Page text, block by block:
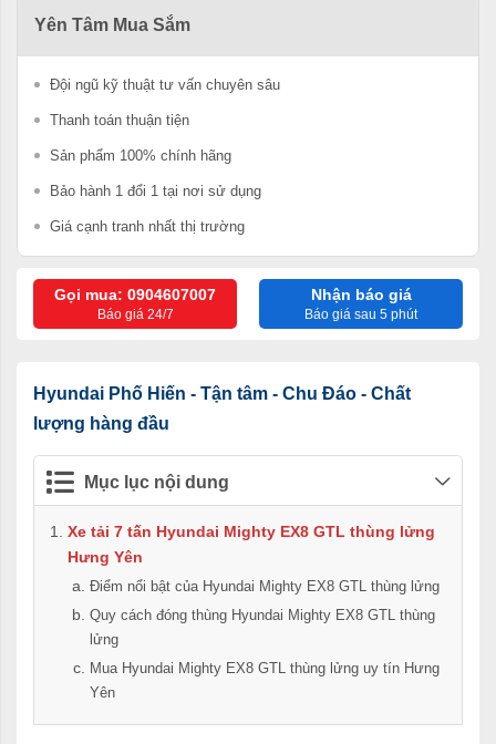
Yên Tâm Mua Sắm
Đội ngũ kỹ thuật tư vấn chuyên sâu
Thanh toán thuận tiện
Sản phẩm 100% chính hãng
Bảo hành 1 đổi 1 tại nơi sử dụng
Giá cạnh tranh nhất thị trường
Gọi mua: 0904607007
Báo giá 24/7
Nhận báo giá
Báo giá sau 5 phút
Hyundai Phố Hiến - Tận tâm - Chu Đáo - Chất
lượng hàng đầu
Mục lục nội dung
Xe tải 7 tấn Hyundai Mighty EX8 GTL thùng lửng
Hưng Yên
Điểm nổi bật của Hyundai Mighty EX8 GTL thùng lửng
Quy cách đóng thùng Hyundai Mighty EX8 GTL thùng
lửng
Mua Hyundai Mighty EX8 GTL thùng lửng uy tín Hưng
Yên